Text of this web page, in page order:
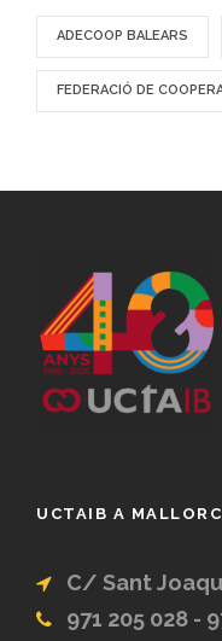
ADECOOP BALEARS
FEDERACIÓ DE
UCTAIB A
C/ Sant
971 205 028 -